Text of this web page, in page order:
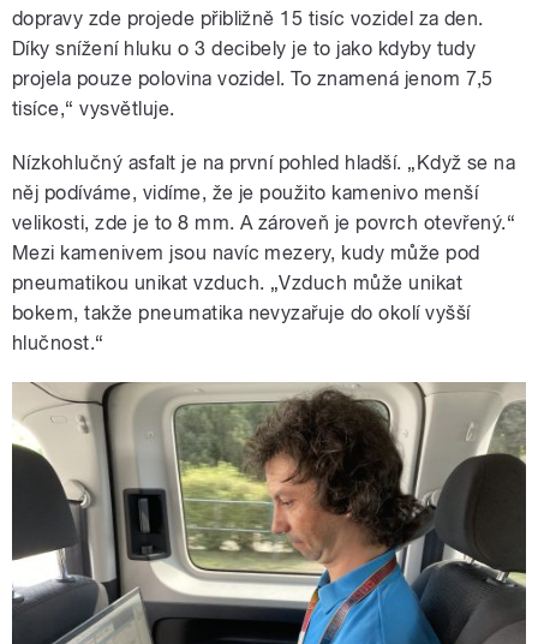
dopravy zde projede přibližně 15 tisíc vozidel za den.
Díky snížení hluku o 3 decibely je to jako kdyby tudy
projela pouze polovina vozidel. To znamená jenom 7,5
tisíce,“ vysvětluje.
Nízkohlučný asfalt je na první pohled hladší. „Když se na
něj podíváme, vidíme, že je použito kamenivo menší
velikosti, zde je to 8 mm. A zároveň je povrch otevřený.“
Mezi kamenivem jsou navíc mezery, kudy může pod
pneumatikou unikat vzduch. „Vzduch může unikat
bokem, takže pneumatika nevyzařuje do okolí vyšší
hlučnost.“